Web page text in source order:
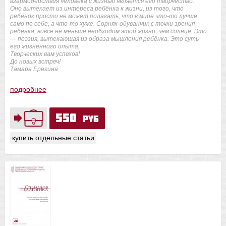
550 руб
купить отдельные статьи
Оно вытекает из интереса ребёнка к жизни, из того, что
ребёнок просто не может полагать, что в мире что-то лучше
само по себе, а что-то хуже. Сорняк-одуванчик с точки зрения
ребёнка, вовсе не меньше необходим этой жизни, чем солнце. Это
— поэзия, вытекающая из образа мышления ребёнка. Это суть
его жизненного опыта.
Творческих вам успехов!
До новых встреч!
Тамара Ерегина
подробнее